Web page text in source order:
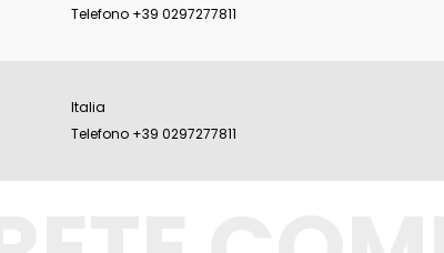
Telefono +39 0297277811
Italia
Telefono +39 0297277811